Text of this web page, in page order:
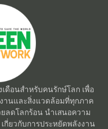
ดือนสำหรับคนรักษ์โลก เพื่อ
านและสิ่งแวดล้อมที่ทุกภาค
ลดโลกร้อน นำเสนอความ
กี่ยวกับการประหยัดพลังงาน